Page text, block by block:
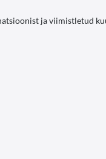
ja viimistletud